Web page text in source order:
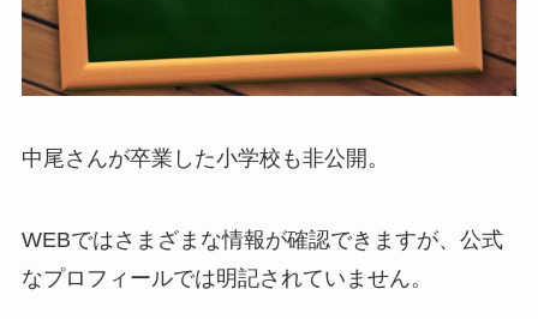
中尾さんが卒業した小学校も非公開。
WEBではさまざまな情報が確認できますが、公式
なプロフィールでは明記されていません。